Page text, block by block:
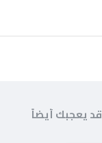
قد يعجبك أيضاً